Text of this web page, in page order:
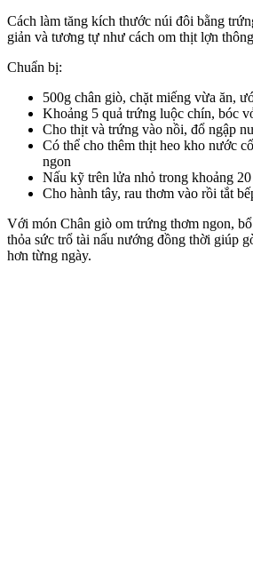
Cách làm tăng kích thước núi đôi bằng
giản và tương tự như cách om thịt lợn
Chuẩn bị:
500g chân giò, chặt miếng vừa ăn,
Khoảng 5 quả trứng luộc chín, bóc
Cho thịt và trứng vào nồi, đổ ngập
Có thể cho thêm thịt heo kho nước
ngon
Nấu kỹ trên lửa nhỏ trong khoảng
Cho hành tây, rau thơm vào rồi tắt
Với món Chân giò om trứng thơm ngon,
thỏa sức trổ tài nấu nướng đồng thời giúp
hơn từng ngày.